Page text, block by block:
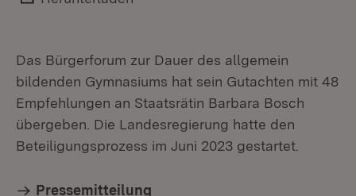
Das Bürgerforum zur Dauer des allgemein
bildenden Gymnasiums hat sein Gutachten mit 48
Empfehlungen an Staatsrätin Barbara Bosch
übergeben. Die Landesregierung hatte den
Beteiligungsprozess im Juni 2023 gestartet.
Pressemitteilung